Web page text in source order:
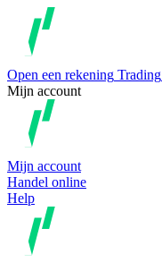
Open een rekening Trading
Mijn account
Mijn account
Handel online
Help